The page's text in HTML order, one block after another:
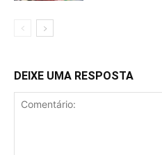
DEIXE UMA RESPOSTA